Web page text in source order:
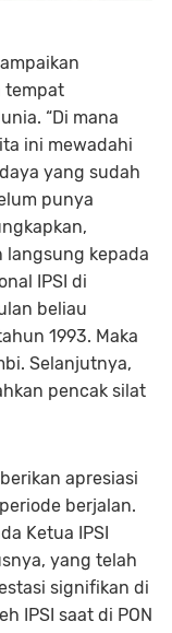
tempat
“Di mana
ini mewadahi
yang sudah
punya
langsung kepada
IPSI di
beliau
1993. Maka
Selanjutnya,
pencak silat
apresiasi
berjalan.
Ketua IPSI
yang telah
signifikan di
IPSI saat di PON